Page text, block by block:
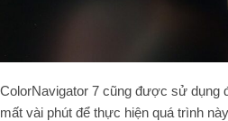
ColorNavigator 7 cũng được sử dụng
mất vài phút để thực hiện quá trình